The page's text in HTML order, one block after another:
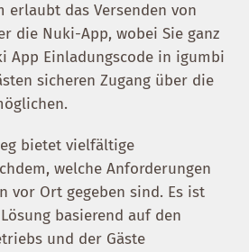
erlaubt das Versenden von
die Nuki-App, wobei Sie ganz
App Einladungscode in igumbi
sicheren Zugang über die
bietet vielfältige
welche Anforderungen
vor Ort gegeben sind. Es ist
basierend auf den
und der Gäste